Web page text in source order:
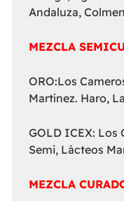
Andaluza,
MEZCLA
ORO:Los
Martínez. Haro,
GOLD ICEX: Los
Semi, Lácteos
MEZCLA